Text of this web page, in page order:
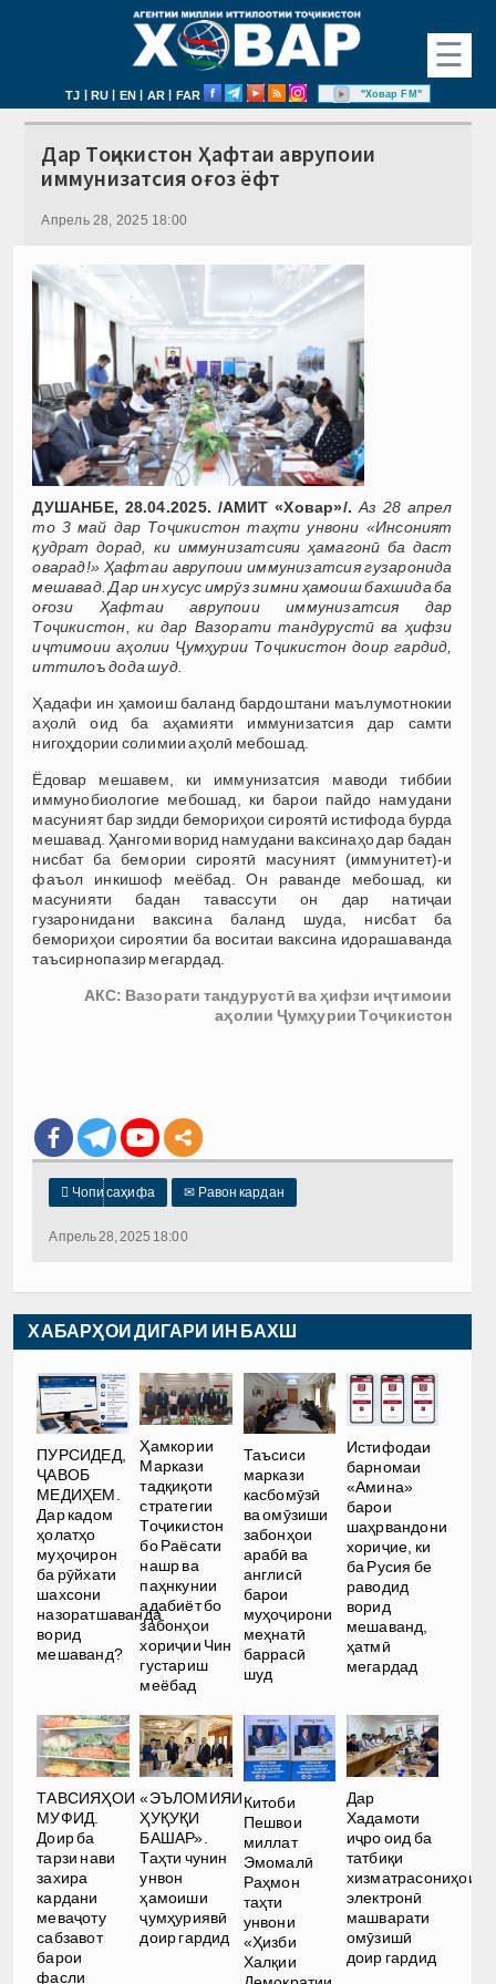
☰
TJ | RU | EN | AR | FAR "Ховар FM"
Дар Тоҷикистон Ҳафтаи аврупоии
иммунизатсия оғоз ёфт
Апрель 28, 2025 18:00
ДУШАНБЕ, 28.04.2025. /АМИТ «Ховар»/. Аз 28 апрел
то 3 май дар Тоҷикистон таҳти унвони «Инсоният
қудрат дорад, ки иммунизатсияи ҳамагонӣ ба даст
оварад!» Ҳафтаи аврупоии иммунизатсия гузаронида
мешавад. Дар ин хусус имрӯз зимни ҳамоиш бахшида ба
оғози Ҳафтаи аврупоии иммунизатсия дар
Тоҷикистон, ки дар Вазорати тандурустӣ ва ҳифзи
иҷтимоии аҳолии Ҷумҳурии Тоҷикистон доир гардид,
иттилоъ дода шуд.
Ҳадафи ин ҳамоиш баланд бардоштани маълумотнокии
аҳолӣ оид ба аҳамияти иммунизатсия дар самти
нигоҳдории солимии аҳолӣ мебошад.
Ёдовар мешавем, ки иммунизатсия маводи тиббии
иммунобиологие мебошад, ки барои пайдо намудани
масуният бар зидди бемориҳои сироятӣ истифода бурда
мешавад. Ҳангоми ворид намудани ваксинаҳо дар бадан
нисбат ба бемории сироятӣ масуният (иммунитет)-и
фаъол инкишоф меёбад. Он раванде мебошад, ки
масунияти бадан тавассути он дар натиҷаи
гузаронидани ваксина баланд шуда, нисбат ба
бемориҳои сироятии ба воситаи ваксина идорашаванда
таъсирнопазир мегардад.
АКС: Вазорати тандурустӣ ва ҳифзи иҷтимоии
аҳолии Ҷумҳурии Тоҷикистон
 Чопи саҳифа ✉ Равон кардан
Апрель 28, 2025 18:00
ХАБАРҲОИ ДИГАРИ ИН БАХШ
ПУРСИДЕД,
ҶАВОБ
МЕДИҲЕМ.
Дар кадом
ҳолатҳо
муҳоҷирон
ба рӯйхати
шахсони
назоратшаванда
ворид
мешаванд?
Ҳамкории
Маркази
тадқиқоти
стратегии
Тоҷикистон
бо Раёсати
нашр ва
паҳнкунии
адабиёт бо
забонҳои
хориҷии Чин
густариш
меёбад
Таъсиси
маркази
касбомӯзӣ
ва омӯзиши
забонҳои
арабӣ ва
англисӣ
барои
муҳоҷирони
меҳнатӣ
баррасӣ
шуд
Истифодаи
барномаи
«Амина»
барои
шаҳрвандони
хориҷие, ки
ба Русия бе
раводид
ворид
мешаванд,
ҳатмӣ
мегардад
ТАВСИЯҲОИ
МУФИД.
Доир ба
тарзи нави
захира
кардани
меваҷоту
сабзавот
барои
фасли
«ЭЪЛОМИЯИ
ҲУҚУҚИ
БАШАР».
Таҳти чунин
унвон
ҳамоиши
ҷумҳуриявӣ
доир гардид
Китоби
Пешвои
миллат
Эмомалӣ
Раҳмон
таҳти
унвони
«Ҳизби
Халқии
Дар
Хадамоти
иҷро оид ба
татбиқи
хизматрасониҳои
электронӣ
машварати
омӯзишӣ
доир гардид